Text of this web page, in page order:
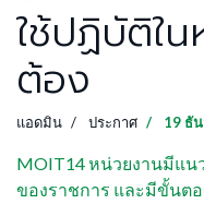
ใช้ปฏิบัติใ
ต้อง
แอดมิน ประกาศ 19 ธั
MOIT14 หน่วยงานมีแน
ของราชการ และมีขั้นต